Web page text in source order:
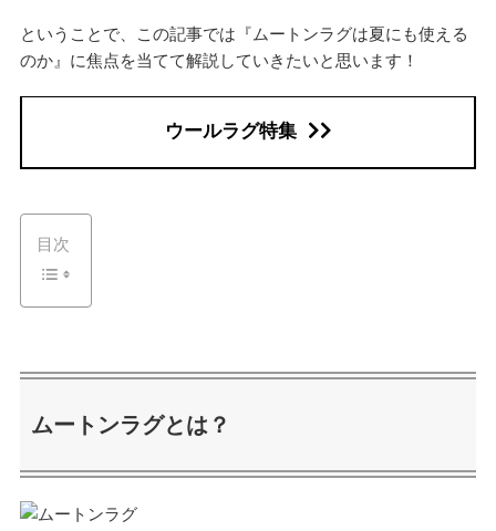
ということで、この記事では『ムートンラグは夏にも使える
のか』に焦点を当てて解説していきたいと思います！
ウールラグ特集
目次
ムートンラグとは？